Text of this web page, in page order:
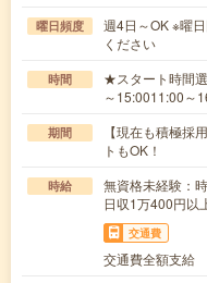
曜日頻度
週4日～OK ※曜
ください
時間
★スタート時間
～15:0011:00～
期間
【現在も積極
トもOK！
時給
無資格未経験
日収1万400円以
交通費
交通費全額支給